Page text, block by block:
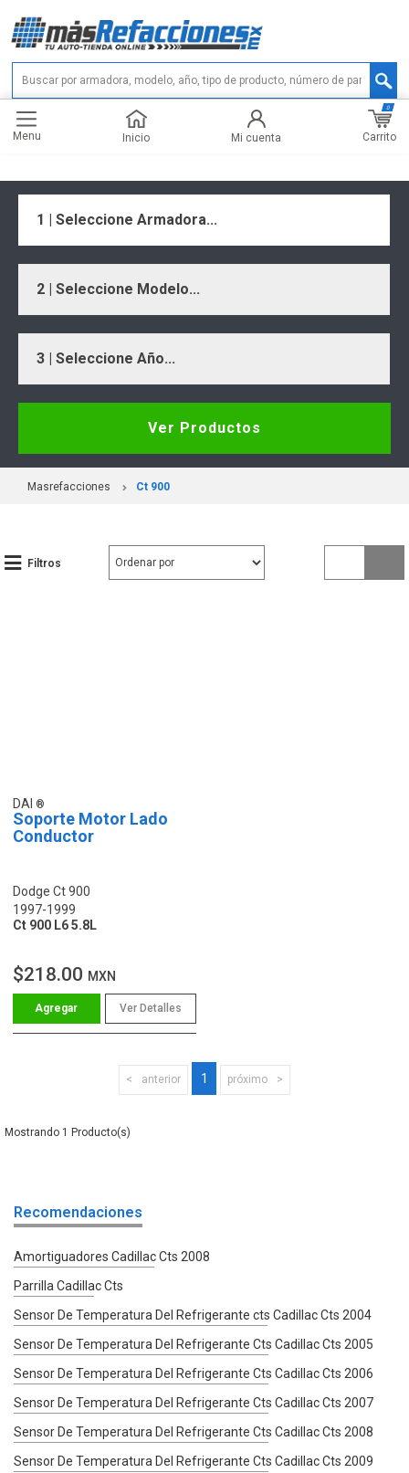
Menu Inicio Mi cuenta Carrito
0
1 | Seleccione Armadora...
2 | Seleccione Modelo...
3 | Seleccione Año...
Ver Productos
Masrefacciones Ct 900
Filtros
DAI
Soporte Motor Lado
Conductor
Dodge Ct 900
1997-1999
Ct 900 L6 5.8L
$218.00 MXN
Ver Detalles
anterior 1 próximo
1
Recomendaciones
Amortiguadores Cadillac Cts 2008
Parrilla Cadillac Cts
Sensor De Temperatura Del Refrigerante cts Cadillac Cts 2004
Sensor De Temperatura Del Refrigerante Cts Cadillac Cts 2005
Sensor De Temperatura Del Refrigerante Cts Cadillac Cts 2006
Sensor De Temperatura Del Refrigerante Cts Cadillac Cts 2007
Sensor De Temperatura Del Refrigerante Cts Cadillac Cts 2008
Sensor De Temperatura Del Refrigerante Cts Cadillac Cts 2009